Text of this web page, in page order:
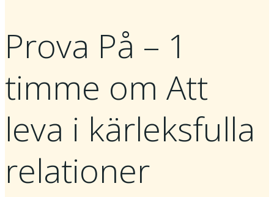
Prova På – 1
timme om Att
leva i kärleksfulla
relationer